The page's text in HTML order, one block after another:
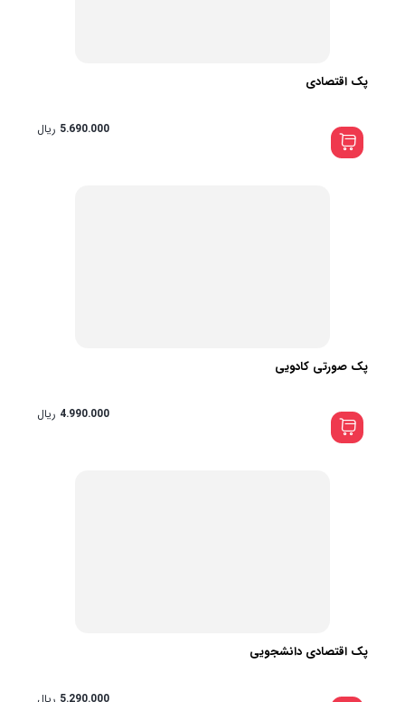
پک اقتصادی
5.690.000 ریال
پک صورتی کادویی
4.990.000 ریال
پک اقتصادی دانشجویی